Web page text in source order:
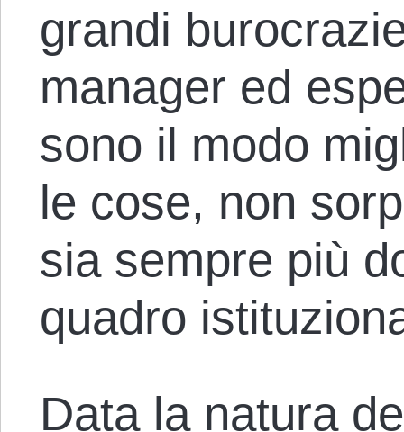
grandi
manager ed
sono il modo
le cose, non
sia sempre più
quadro
Data la natura